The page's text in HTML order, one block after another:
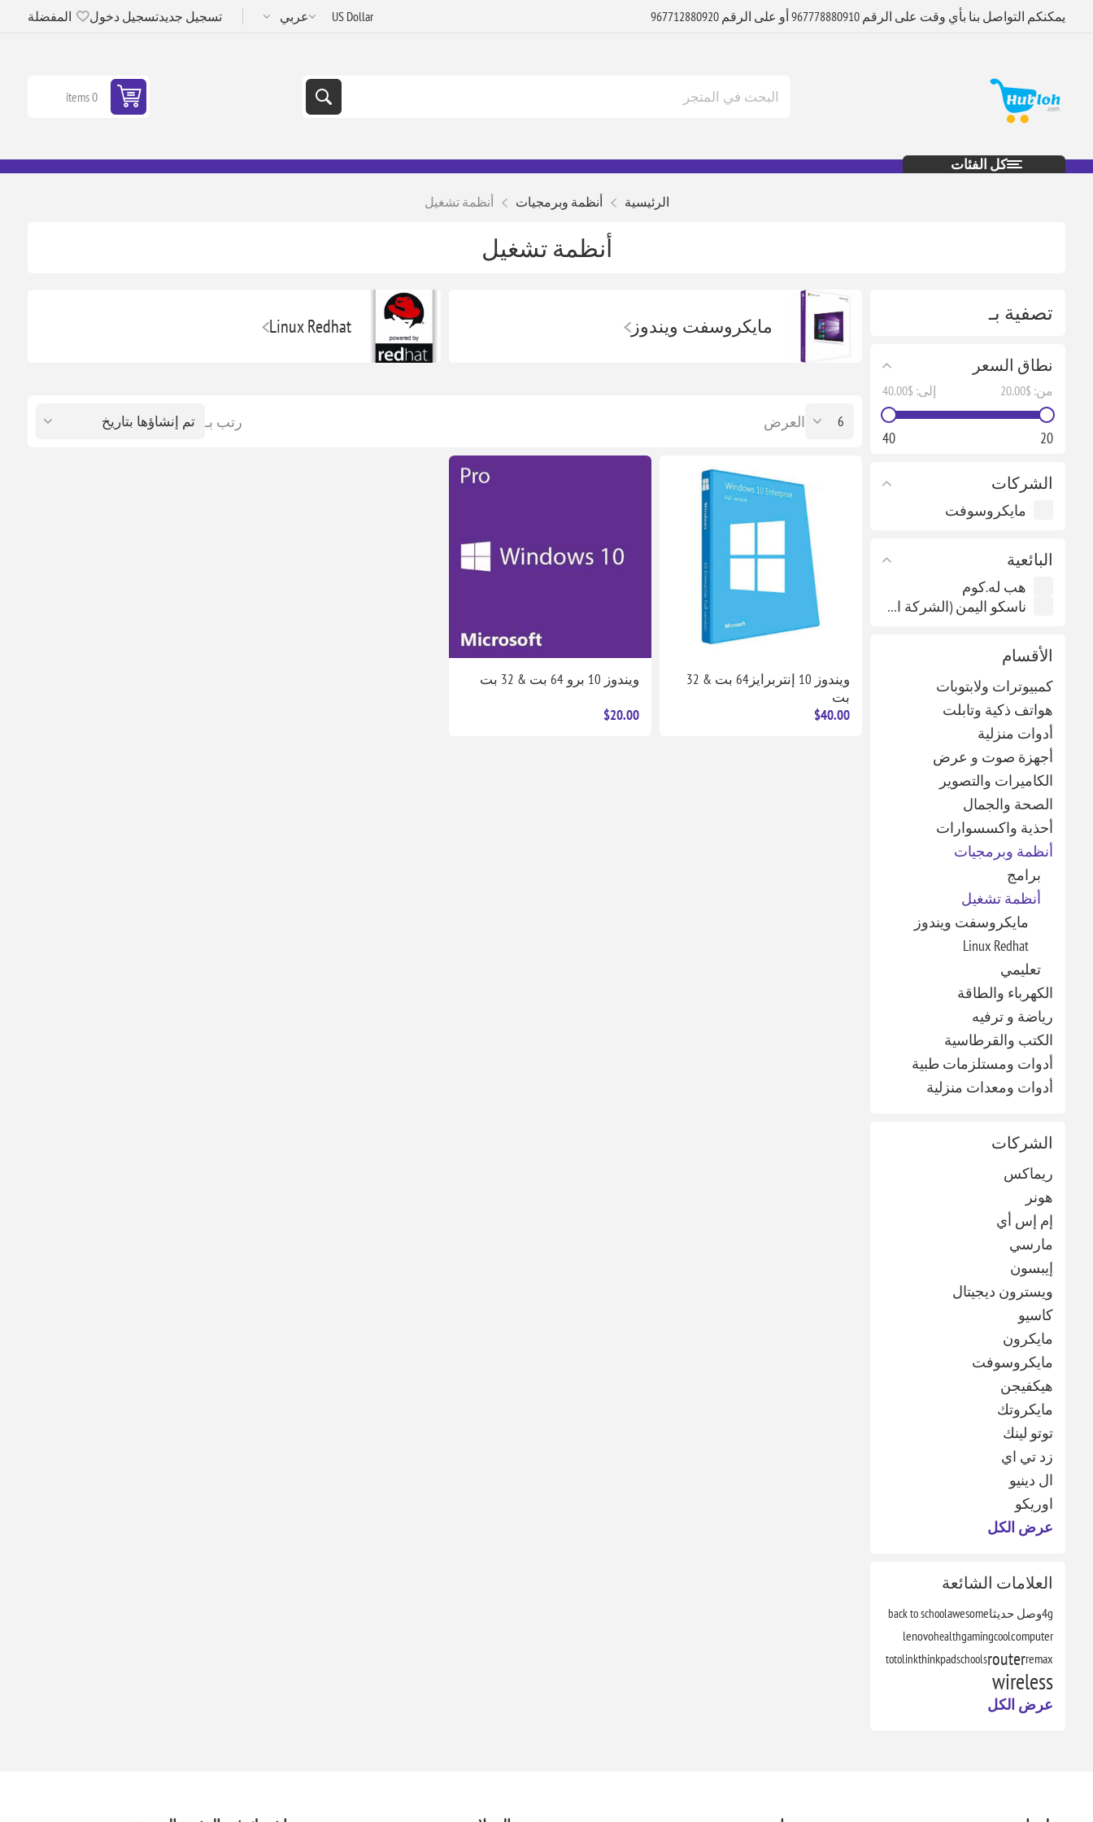
يمكنكم التواصل بنا بأي وقت على الرقم 967778880910 أو على الرقم 967712880920 تسجيل جديدتسجيل دخول المفضلة
0 items
كل الفئات
الرئيسية أنظمة وبرمجيات أنظمة تشغيل
تصفية بـ
نطاق السعر
من: $20.00 إلى: $40.00
20
40
الشركات
مايكروسوفت
البائعية
هب له.كوم
ناسكو اليمن (الشركة الأهلية للأنظمة المتقدمة)
الأقسام
كمبيوترات ولابتوبات
هواتف ذكية وتابلت
أدوات منزلية
أجهزة صوت و عرض
الكاميرات والتصوير
الصحة والجمال
أحذية واكسسوارات
أنظمة وبرمجيات
برامج
أنظمة تشغيل
مايكروسفت ويندوز
Linux Redhat
تعليمي
الكهرباء والطاقة
رياضة و ترفيه
الكتب والقرطاسية
أدوات ومستلزمات طبية
أدوات ومعدات منزلية
الشركات
ريماكس
هونر
إم إس أي
مارسي
إيبسون
ويسترون ديجيتال
كاسيو
مايكرون
مايكروسوفت
هيكفيجن
مايكروتك
توتو لينك
زد تي اي
ال دينيو
اوريكو
عرض الكل
العلامات الشائعة
4gوصل حديثاawesome
back to school
computer
cool
gaming
health
lenovo
remax
router
schools
thinkpad
totolink
wireless
عرض الكل
أنظمة تشغيل
مايكروسفت ويندوز Linux Redhat
رتب بـ العرض
ويندوز 10 إنتربرايز64 بت & 32
بت
$40.00
ويندوز 10 برو 64 بت & 32 بت
$20.00